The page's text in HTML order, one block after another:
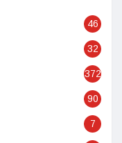
46
32
372
90
7